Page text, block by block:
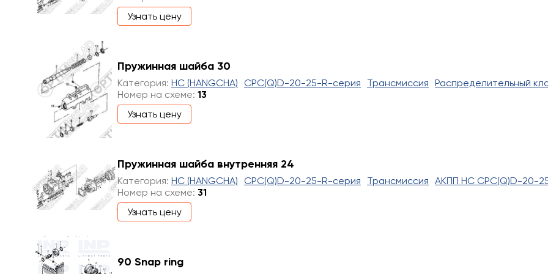
Узнать цену
Пружинная шайба 30
Категория: HC (HANGCHA) CPC(Q)D-20-25-R-серия Трансмиссия Распределительный
Номер на схеме: 13
Узнать цену
Пружинная шайба внутренняя 24
Категория: HC (HANGCHA) CPC(Q)D-20-25-R-серия Трансмиссия АКПП HC CPC(Q)D-20-
Номер на схеме: 31
Узнать цену
90 Snap ring